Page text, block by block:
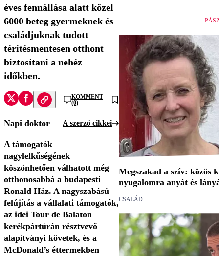
éves fennállása alatt közel
6000 beteg gyermeknek és
családjuknak tudott
térítésmentesen otthont
biztosítani a nehéz
időkben.
KOMMENT
(0)
Napi doktor A szerző cikkei
A támogatók
nagylelkűségének
köszönhetően válhatott még
otthonosabbá a budapesti
Ronald Ház. A nagyszabású
felújítás a vállalati támogatók,
az idei Tour de Balaton
kerékpártúrán résztvevő
alapítványi követek, és a
McDonald’s éttermekben
Megszakad a szív: közös
nyugalomra anyát és
CSALÁD